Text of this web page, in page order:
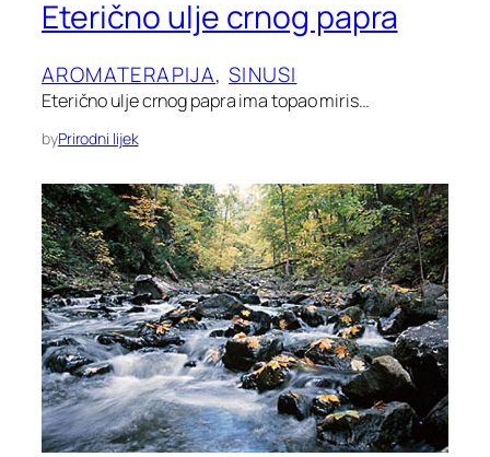
Eterično ulje crnog papra
AROMATERAPIJA, SINUSI
Eterično ulje crnog papra ima topao miris…
byPrirodni lijek